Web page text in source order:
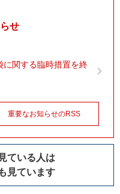
せ
に関する臨時措置を終
重要なお知らせのRSS
ている人は
見ています